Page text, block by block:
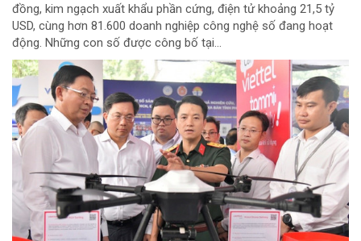
đồng, kim ngạch xuất khẩu phần cứng, điện tử khoảng 21,5 tỷ
USD, cùng hơn 81.600 doanh nghiệp công nghệ số đang hoạt
động. Những con số được công bố tại...